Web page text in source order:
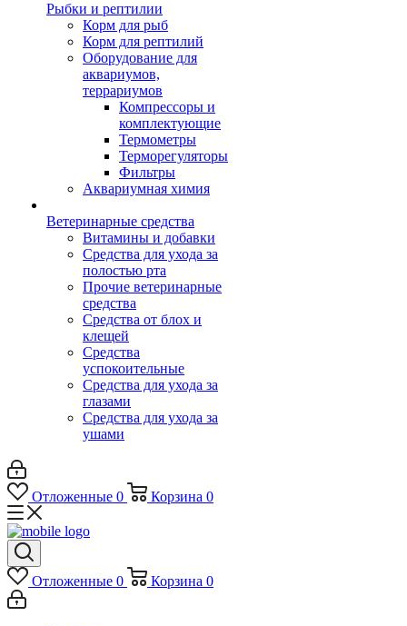
Рыбки и рептилии
Корм для рыб
Корм для рептилий
Оборудование для
аквариумов,
террариумов
Компрессоры и
комплектующие
Термометры
Терморегуляторы
Фильтры
Аквариумная химия
Ветеринарные средства
Витамины и добавки
Средства для ухода за
полостью рта
Прочие ветеринарные
средства
Средства от блох и
клещей
Средства
успокоительные
Средства для ухода за
глазами
Средства для ухода за
ушами
Отложенные 0 Корзина 0
Отложенные 0 Корзина 0